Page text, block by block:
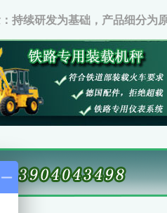
持续研发为基础，产品细分为